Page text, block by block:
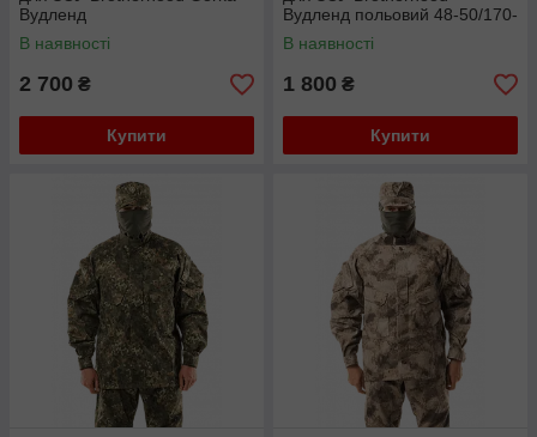
Вудленд
В наявності
2 700 ₴
Купити
Вудленд польовий 48-50/170-
176
В наявності
1 800 ₴
Купити